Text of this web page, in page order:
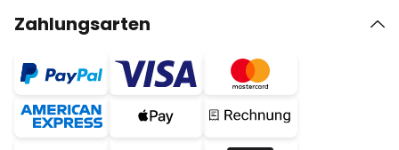
Zahlungsarten